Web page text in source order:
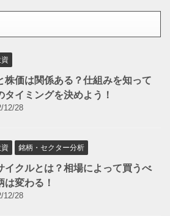
株価は関係ある？仕組みを知って
タイミングを決めよう！
12/28
銘柄・セクター分析
イクルとは？相場によって買うべ
は変わる！
12/28